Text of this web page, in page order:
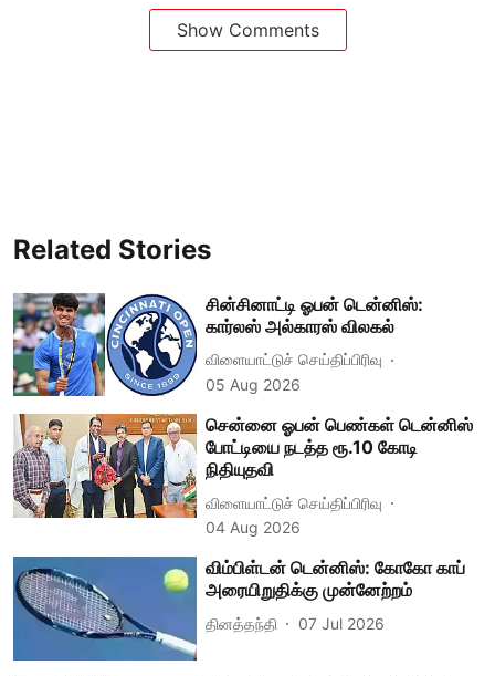
Show Comments
Related Stories
சின்சினாட்டி ஓபன் டென்னிஸ்:
கார்லஸ் அல்காரஸ் விலகல்
விளையாட்டுச் செய்திப்பிரிவு
05 Aug 2026
சென்னை ஓபன் பெண்கள் டென்னிஸ்
போட்டியை நடத்த ரூ.10 கோடி
நிதியுதவி
விளையாட்டுச் செய்திப்பிரிவு
04 Aug 2026
விம்பிள்டன் டென்னிஸ்: கோகோ காப்
அரையிறுதிக்கு முன்னேற்றம்
தினத்தந்தி 07 Jul 2026